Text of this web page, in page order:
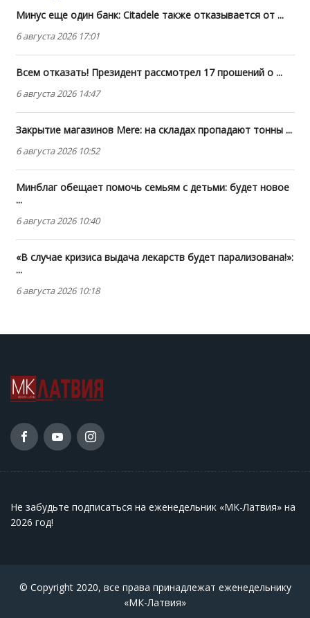
Минус еще один банк: Citadele также отказывается от ...
6 августа 2026 17:01
Всем отказать! Президент рассмотрел 17 прошений о ...
6 августа 2026 14:47
Закрытие магазинов Mere: на складах пропадают тонны ...
6 августа 2026 10:52
Минблаг обещает помочь семьям с детьми: будет новое
...
6 августа 2026 10:40
«В случае кризиса выдача лекарств будет парализована!»:
...
6 августа 2026 10:18
Не забудьте подписаться на еженедельник «МК-Латвия» на
2026 год!
© Copyright 2020, все права принадлежат еженедельнику
«МК-Латвия»